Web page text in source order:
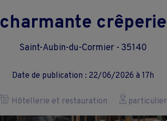
charmante crêperie
Saint-Aubin-du-Cormier - 35140
Date de publication : 22/06/2026 à 17h
Hôtellerie et restauration particulier